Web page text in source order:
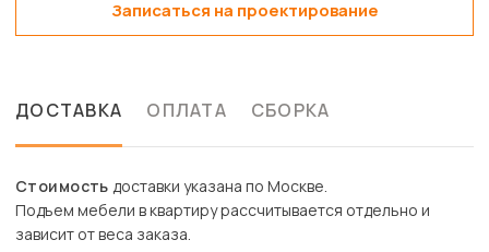
Записаться на проектирование
ДОСТАВКА ОПЛАТА СБОРКА
Стоимость доставки указана по Москве.
Подъем мебели в квартиру рассчитывается отдельно и
зависит от веса заказа.